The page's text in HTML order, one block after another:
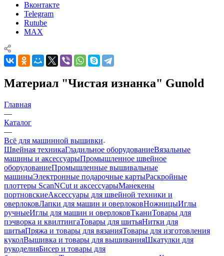
Вконтакте
Telegram
Rutube
MAX
Материал "Чистая изнанка" Gunold
Главная
—
Каталог
—
Всё для машинной вышивки
Швейная техникаГладильное оборудованиеВязальные
машины и аксессуарыПромышленное швейное
оборудованиеПромышленные вышивальные
машиныЭлектронные подарочные картыРаскройные
плоттеры ScanNCut и аксессуарыМанекены
портновскиеАксессуары для швейной техники и
оверлоковЛапки для машин и оверлоковНожницыИглы
ручныеИглы для машин и оверлоковТканиТовары для
пэчворка и квилтингаТовары для шитьяНитки для
шитьяПряжа и товары для вязанияТовары для изготовления
куколВышивка и товары для вышиванияШкатулки для
рукоделияБисер и товары для